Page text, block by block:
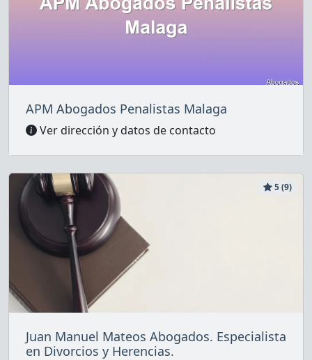
APM Abogados Penalistas Malaga
Ver dirección y datos de contacto
5 (9)
Juan Manuel Mateos Abogados. Especialista
en Divorcios y Herencias.